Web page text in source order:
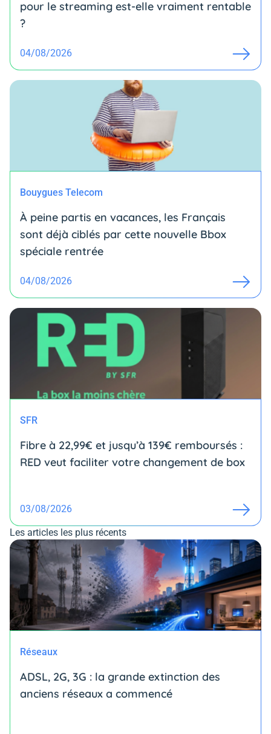
pour le streaming est-elle vraiment rentable
?
04/08/2026
Bouygues Telecom
À peine partis en vacances, les Français
sont déjà ciblés par cette nouvelle Bbox
spéciale rentrée
04/08/2026
SFR
Fibre à 22,99€ et jusqu’à 139€ remboursés :
RED veut faciliter votre changement de box
03/08/2026
Les articles les plus récents
Réseaux
ADSL, 2G, 3G : la grande extinction des
anciens réseaux a commencé